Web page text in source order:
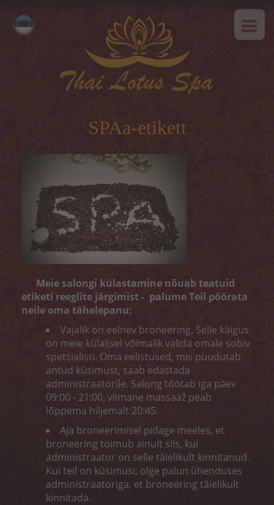
Русский
MEIST
SPAa-programmid
Tai-programmid
Näohooldus
Koorimine
Kehamähis
Depilatsioon
BRONEERI AEG
KONTAKT
„MELON CARE“ (-40%)
SPAa-etikett
Meie salongi külastamine nõuab teatuid
etiketi reeglite järgimist - palume Teil pöörata
neile oma tähelepanu:
Vajalik on eelnev broneering. Selle käigus
on meie külalisel võimalik valida omale sobiv
spetsialisti. Oma eelistused, mis puudutab
antud küsimust, saab edastada
administraatorile. Salong töötab iga päev
09:00 - 21:00, viimane massaaž peab
lõppema hiljemalt 20:45.
Aja broneerimisel pidage meeles, et
broneering toimub ainult siis, kui
administraator on selle täielikult kinnitanud.
Kui teil on küsimusi, olge palun ühenduses
administraatoriga, et broneering täielikult
kinnitada.